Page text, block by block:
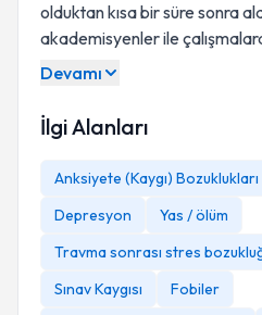
olduktan kısa bir süre sonra
akademisyenler ile
Devamı
İlgi Alanları
Anksiyete (Kaygı) Bozuklukları
Depresyon
Yas / ölüm
Travma sonrası stres
Sınav Kaygısı
Fobiler